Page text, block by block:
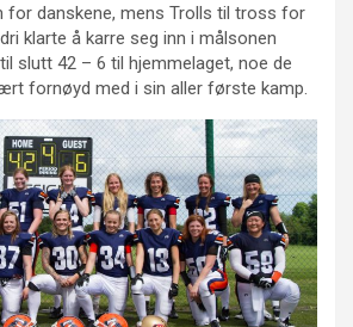
for danskene, mens Trolls til tross for
klarte å karre seg inn i målsonen
slutt 42 – 6 til hjemmelaget, noe de
fornøyd med i sin aller første kamp.